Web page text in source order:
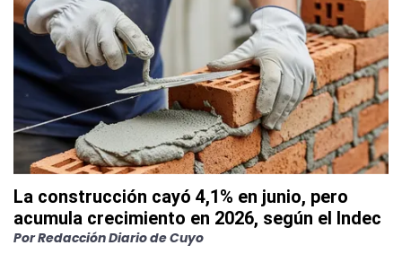
La construcción cayó 4,1% en junio, pero
acumula crecimiento en 2026, según el Indec
PorRedacción Diario de Cuyo